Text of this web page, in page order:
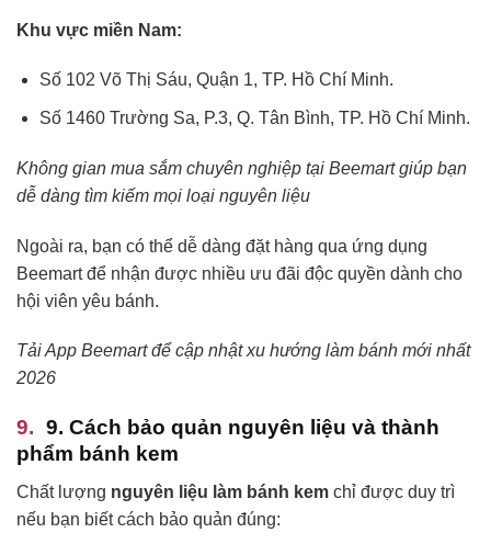
Khu vực miền Nam:
Số 102 Võ Thị Sáu, Quận 1, TP. Hồ Chí Minh.
Số 1460 Trường Sa, P.3, Q. Tân Bình, TP. Hồ Chí Minh.
Không gian mua sắm chuyên nghiệp tại Beemart giúp bạn
dễ dàng tìm kiếm mọi loại nguyên liệu
Ngoài ra, bạn có thể dễ dàng đặt hàng qua ứng dụng
Beemart để nhận được nhiều ưu đãi độc quyền dành cho
hội viên yêu bánh.
Tải App Beemart để cập nhật xu hướng làm bánh mới nhất
2026
9. Cách bảo quản nguyên liệu và thành
phẩm bánh kem
Chất lượng nguyên liệu làm bánh kem chỉ được duy trì
nếu bạn biết cách bảo quản đúng: